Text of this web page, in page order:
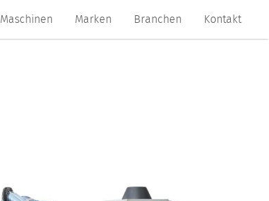
Maschinen Marken Branchen Kontakt